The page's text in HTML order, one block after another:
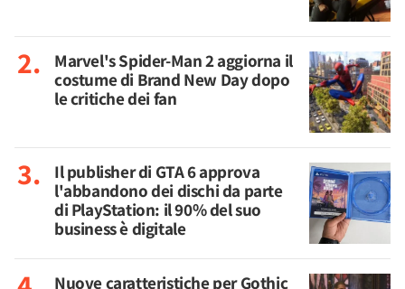
Marvel's Spider-Man 2 aggiorna il
costume di Brand New Day dopo
le critiche dei fan
Il publisher di GTA 6 approva
l'abbandono dei dischi da parte
di PlayStation: il 90% del suo
business è digitale
Nuove caratteristiche per Gothic